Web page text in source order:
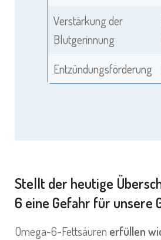
Verstärkung der
Blutgerinnung
Entzündungsförderung
Stellt der heutige
6 eine Gefahr für unsere
Omega-6-Fettsäuren erfüllen